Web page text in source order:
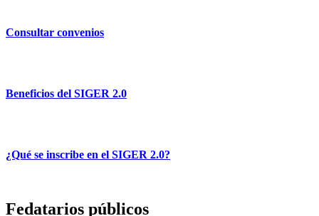
Consultar convenios
Beneficios del SIGER 2.0
¿Qué se inscribe en el SIGER 2.0?
Fedatarios públicos